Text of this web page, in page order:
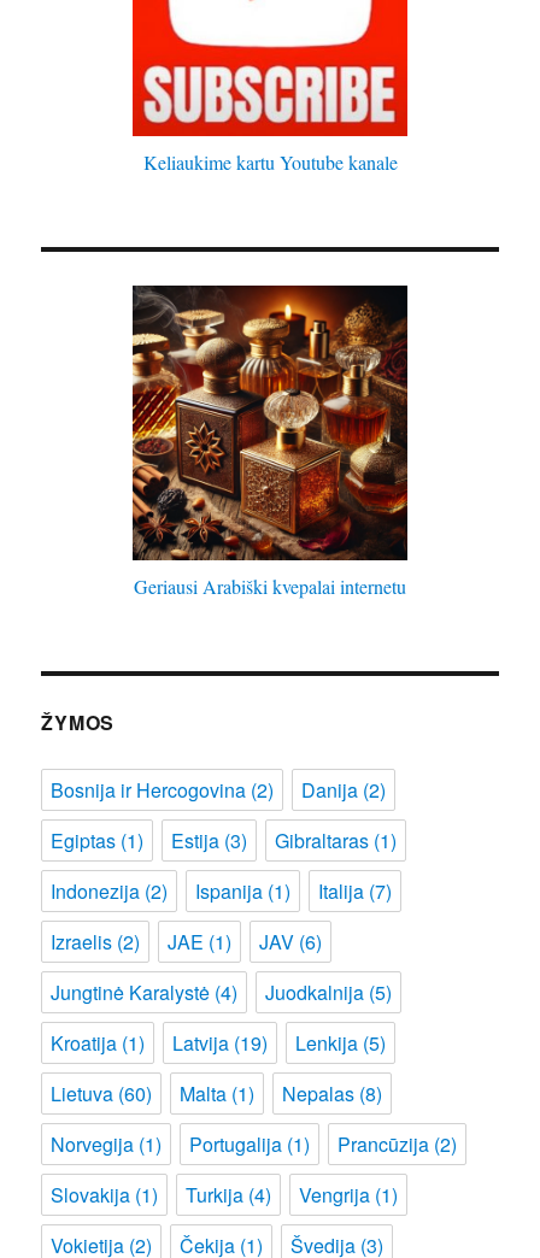
Keliaukime kartu Youtube kanale
Geriausi Arabiški kvepalai internetu
ŽYMOS
Bosnija ir Hercogovina (2) Danija (2)
Egiptas (1) Estija (3) Gibraltaras (1)
Indonezija (2) Ispanija (1) Italija (7)
Izraelis (2) JAE (1) JAV (6)
Jungtinė Karalystė (4) Juodkalnija (5)
Kroatija (1) Latvija (19) Lenkija (5)
Lietuva (60) Malta (1) Nepalas (8)
Norvegija (1) Portugalija (1) Prancūzija (2)
Slovakija (1) Turkija (4) Vengrija (1)
Vokietija (2) Čekija (1) Švedija (3)